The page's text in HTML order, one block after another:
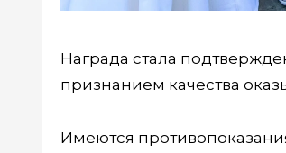
Награда стала
признанием качества
Имеются